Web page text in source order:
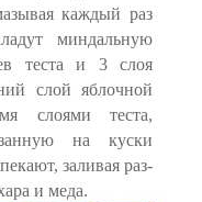
каждый раз
миндальную
теста и 3 слоя
слой яблочной
слоями теста,
на куски
заливая раз­
и меда.